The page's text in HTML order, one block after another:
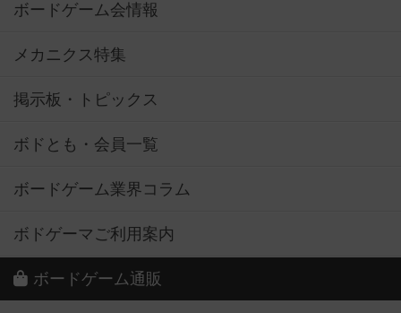
ボードゲーム会情報
メカニクス特集
掲示板・トピックス
ボドとも・会員一覧
ボードゲーム業界コラム
ボドゲーマご利用案内
ボードゲーム通販